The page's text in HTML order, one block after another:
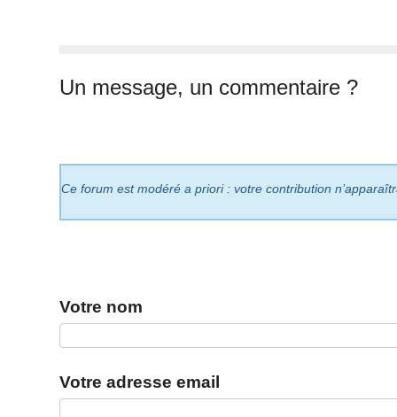
Un message, un commentaire ?
Ce forum est modéré a priori : votre contribution
Votre nom
Votre adresse email